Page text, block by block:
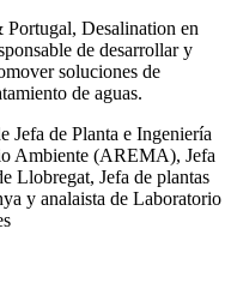
Portugal, Desalination en
de desarrollar y
soluciones de
de aguas.
Jefa de Planta e Ingeniería
Ambiente (AREMA), Jefa
Llobregat, Jefa de plantas
y analaista de Laboratorio